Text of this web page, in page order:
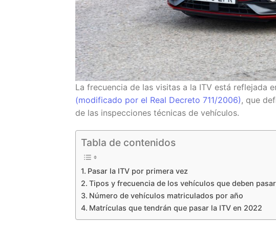
La frecuencia de las visitas a la ITV está reflejada
(modificado por el Real Decreto 711/2006), que
de las inspecciones técnicas de vehículos.
Tabla de contenidos
Pasar la ITV por primera vez
Tipos y frecuencia de los vehículos que deben
Número de vehículos matriculados por año
Matrículas que tendrán que pasar la ITV en 2022